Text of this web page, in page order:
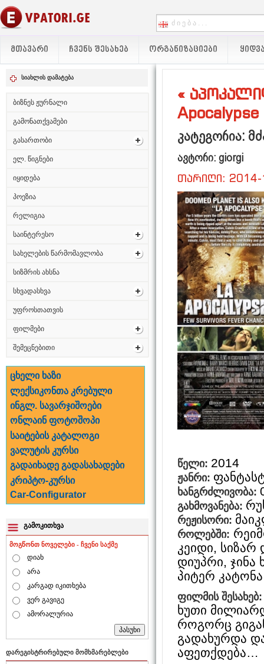
ᲛᲗᲐᲕᲐᲠᲘ ᲩᲕᲔᲜᲡ ᲨᲔᲡᲐᲮᲔᲑ ᲝᲠᲒᲐᲜᲘᲖᲐᲪᲘᲔᲑᲘ
სიახლის დამატება
ბიზნეს ჟურნალი
გამონათქვამები
გასართობი
ელ. წიგნები
იყიდება
პოეზია
რელიგია
საინტერესო
სახელების წარმომავლობა
სიზმრის ახსნა
სხვადასხვა
უფროსთათვის
ფილმები
შემეცნებითი
ცხელი ხაზი
ლექსიკონთა კრებული
ინგლ. სავარჯიშოები
ონლაინ ფოტოშოპი
საიტების კატალოგი
ვალუტის კურსი
გადაიხადე გადასახადები
კრიპტო-კურსი
Car-Configurator
გამოკითხვა
მოგწონთ ნოველები - ჩვენი საქმე
დიახ
არა
კარგად იკითხება
ვერ გავიგე
ამორალურია
დარეგისტრირებული მომხმარებლები
«
კატეგორია:
ავტორი: giorgi
თარიღი:
წელი: 2014
ჟანრი:
ხანგრძლივობა:
გახმოვანება:
რეჟისორი:
როლებში:
კეიდი,
დიუპრი, ჯინა
პიტერ კატონა
ფილმის შესახებ:
ხუთი
როგორც
გადახურდა
აფეთქდება…